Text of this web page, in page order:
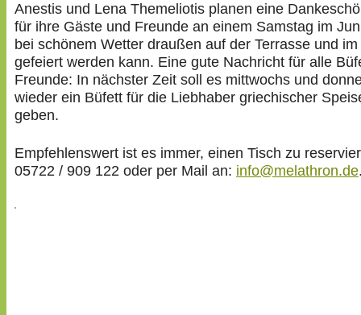
Anestis und Lena Themeliotis planen eine
für ihre Gäste und Freunde an einem Samstag im
bei schönem Wetter draußen auf der Terrasse und
gefeiert werden kann. Eine gute Nachricht für alle
Freunde: In nächster Zeit soll es mittwochs und
wieder ein Büfett für die Liebhaber griechischer
geben.
Empfehlenswert ist es immer, einen Tisch zu
05722 / 909 122 oder per Mail an: info@melathron.de